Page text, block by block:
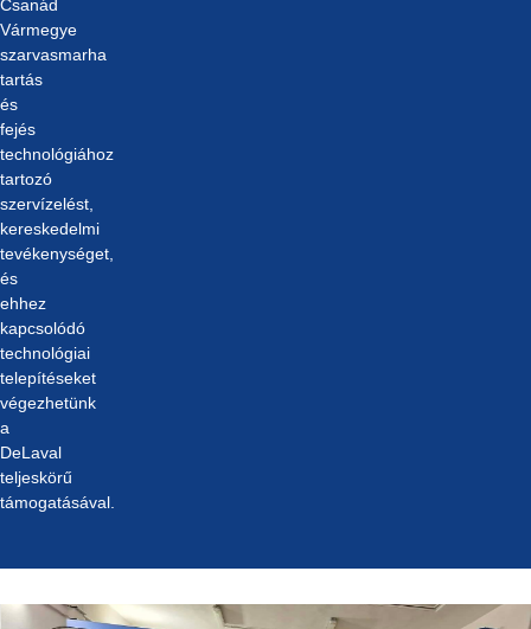
Csanád
Vármegye
szarvasmarha
tartás
és
fejés
technológiához
tartozó
szervízelést,
kereskedelmi
tevékenységet,
és
ehhez
kapcsolódó
technológiai
telepítéseket
végezhetünk
a
DeLaval
teljeskörű
támogatásával.